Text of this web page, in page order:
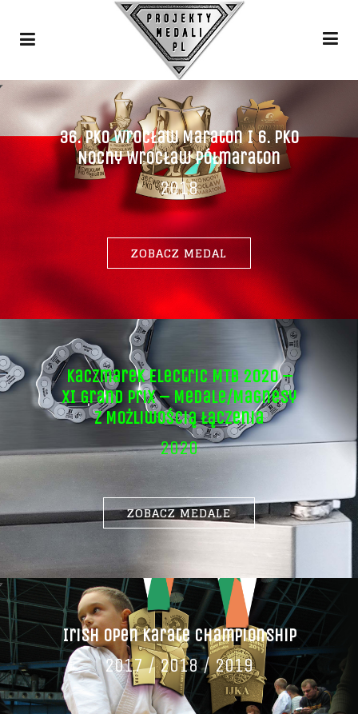
36. PKO Wrocław Maraton I 6. PKO
Nocny Wrocław Półmaraton
2018
ZOBACZ MEDAL
Kaczmarek Electric MTB 2020 –
XI Grand Prix – Medale/magnesy
Z Możliwością Łączenia
2020
ZOBACZ MEDALE
Irish Open Karate Championship
2017 / 2018 / 2019